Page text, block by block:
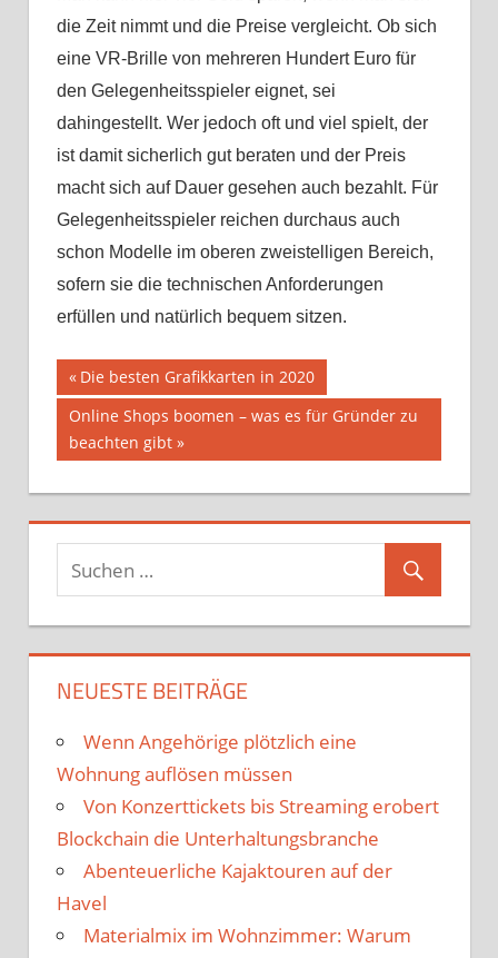
die Zeit nimmt und die Preise vergleicht. Ob sich
eine VR-Brille von mehreren Hundert Euro für
den Gelegenheitsspieler eignet, sei
dahingestellt. Wer jedoch oft und viel spielt, der
ist damit sicherlich gut beraten und der Preis
macht sich auf Dauer gesehen auch bezahlt. Für
Gelegenheitsspieler reichen durchaus auch
schon Modelle im oberen zweistelligen Bereich,
sofern sie die technischen Anforderungen
erfüllen und natürlich bequem sitzen.
Beitragsnavigation
Vorheriger
Beitrag:
Die besten Grafikkarten in 2020
Nächster
Beitrag:
Online Shops boomen – was es für Gründer zu
beachten gibt
NEUESTE BEITRÄGE
Wenn Angehörige plötzlich eine
Wohnung auflösen müssen
Von Konzerttickets bis Streaming erobert
Blockchain die Unterhaltungsbranche
Abenteuerliche Kajaktouren auf der
Havel
Materialmix im Wohnzimmer: Warum